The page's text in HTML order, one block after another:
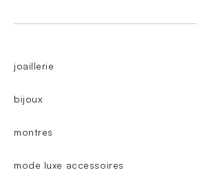
joaillerie
bijoux
montres
mode luxe accessoires